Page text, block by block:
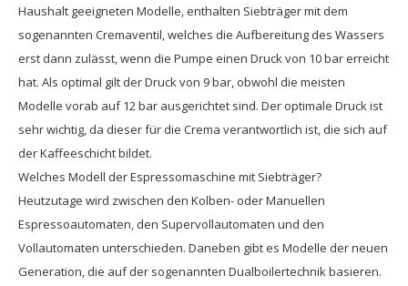
Haushalt geeigneten Modelle, enthalten Siebträger mit dem
sogenannten Cremaventil, welches die Aufbereitung des Wassers
erst dann zulässt, wenn die Pumpe einen Druck von 10 bar erreicht
hat. Als optimal gilt der Druck von 9 bar, obwohl die meisten
Modelle vorab auf 12 bar ausgerichtet sind. Der optimale Druck ist
sehr wichtig, da dieser für die Crema verantwortlich ist, die sich auf
der Kaffeeschicht bildet.
Welches Modell der Espressomaschine mit Siebträger?
Heutzutage wird zwischen den Kolben- oder Manuellen
Espressoautomaten, den Supervollautomaten und den
Vollautomaten unterschieden. Daneben gibt es Modelle der neuen
Generation, die auf der sogenannten Dualboilertechnik basieren.